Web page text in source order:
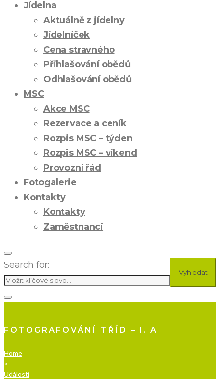
Jídelna
Aktuálně z jídelny
Jídelníček
Cena stravného
Přihlašování obědů
Odhlašování obědů
MSC
Akce MSC
Rezervace a ceník
Rozpis MSC – týden
Rozpis MSC – víkend
Provozní řád
Fotogalerie
Kontakty
Kontakty
Zaměstnanci
Search for:
Vyhledat
FOTOGRAFOVÁNÍ TŘÍD – I. A
Home
>
Události